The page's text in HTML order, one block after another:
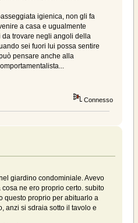
igienica, non gli fa
a casa e ugualmente
da trovare negli angoli della
sei fuori lui possa sentire
pensare anche alla
Connesso
giardino condominiale. Avevo
ne ero proprio certo. subito
questo proprio per abituarlo a
anzi si sdraia sotto il tavolo e